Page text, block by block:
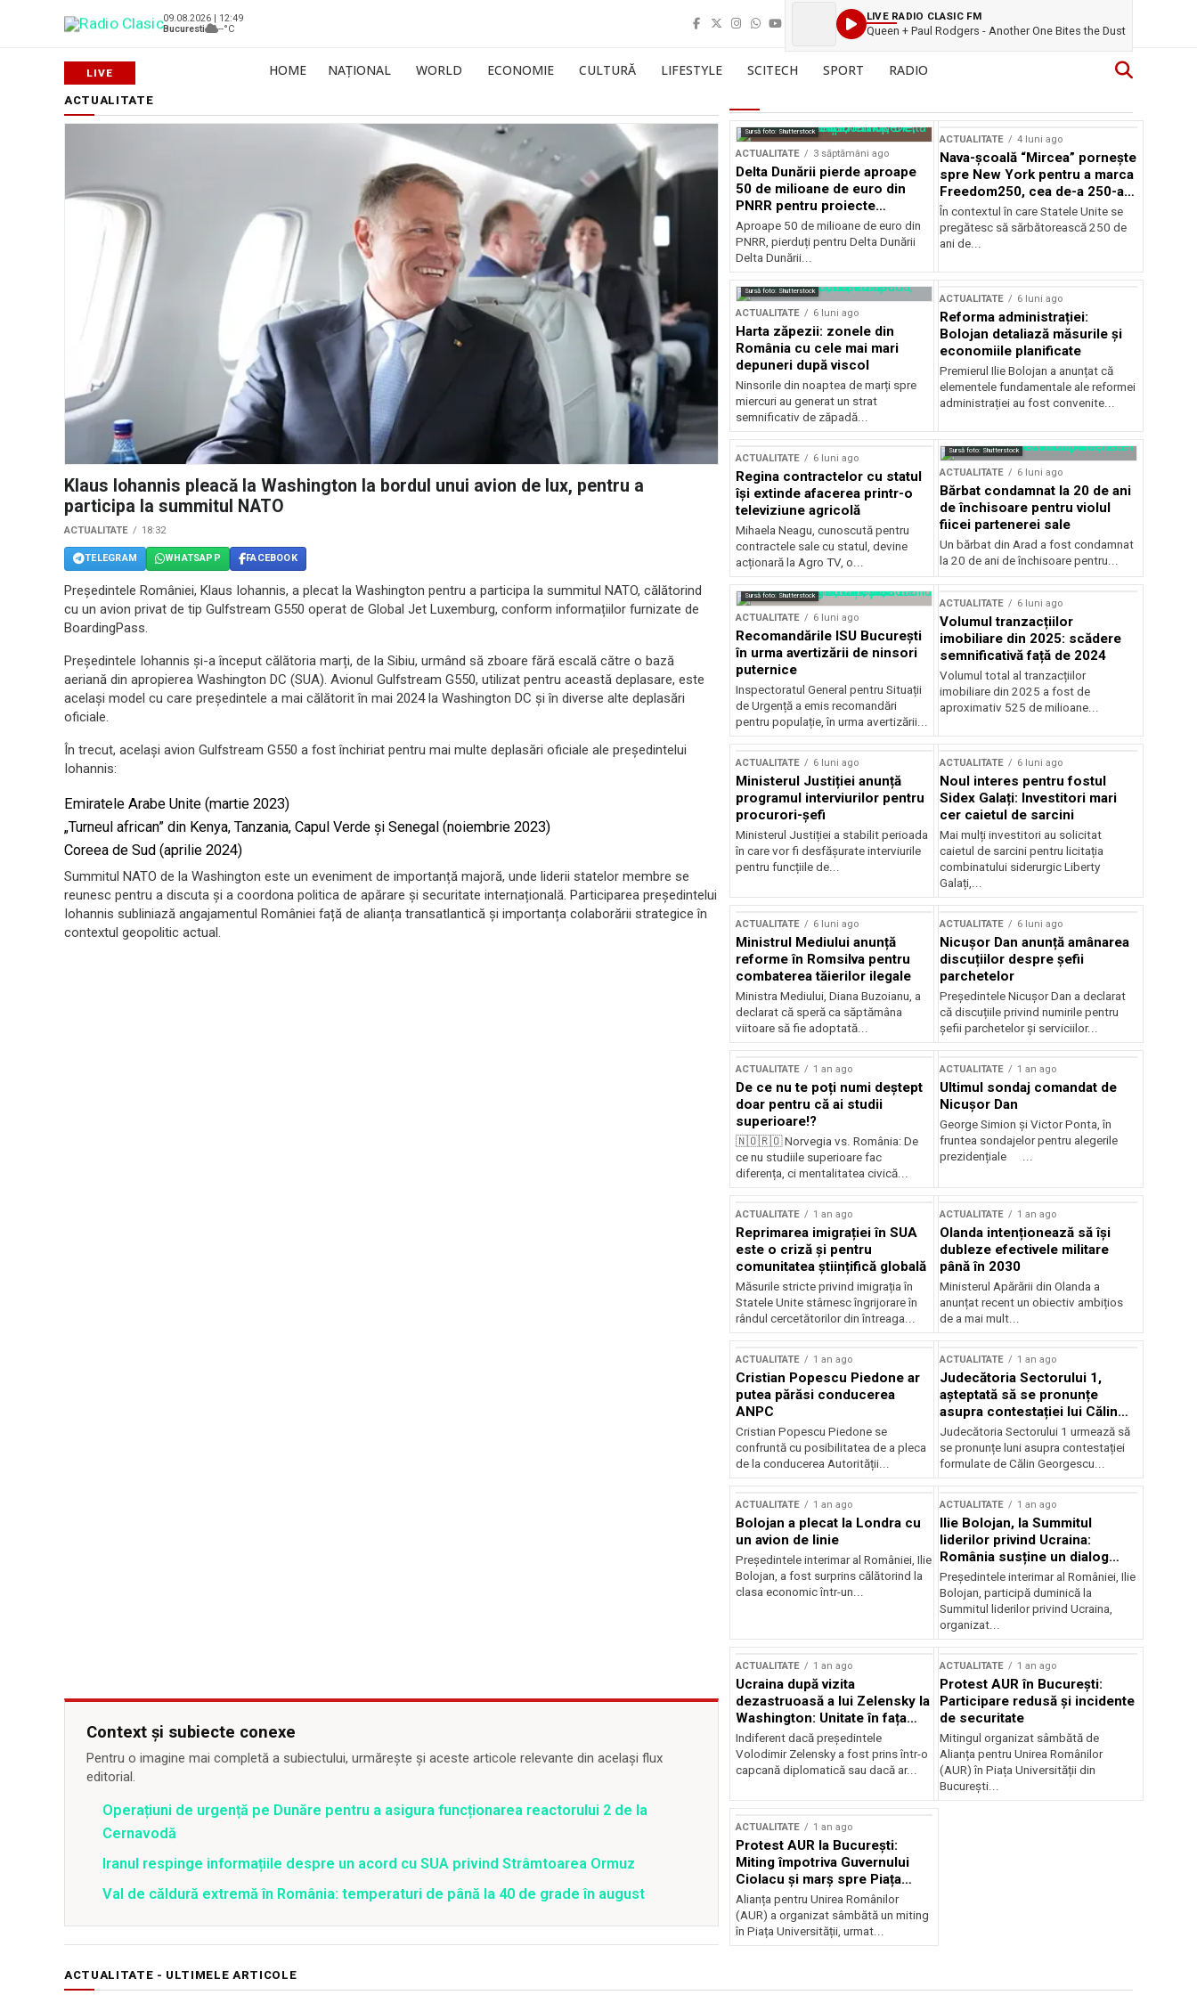
09.08.2026 | 12:49
Bucuresti
--°C
LIVE RADIO CLASIC FM
Queen + Paul Rodgers - Another One Bites the Dust
HOME NAȚIONAL WORLD ECONOMIE CULTURĂ LIFESTYLE SCITECH SPORT RADIO
ACTUALITATE
Klaus Iohannis pleacă la Washington la bordul unui avion de lux, pentru a
participa la summitul NATO
ACTUALITATE 18:32
TELEGRAM WHATSAPP FACEBOOK
Președintele României, Klaus Iohannis, a plecat la Washington pentru a participa la summitul NATO, călătorind
cu un avion privat de tip Gulfstream G550 operat de Global Jet Luxemburg, conform informațiilor furnizate de
BoardingPass.
Președintele Iohannis și-a început călătoria marți, de la Sibiu, urmând să zboare fără escală către o bază
aeriană din apropierea Washington DC (SUA). Avionul Gulfstream G550, utilizat pentru această deplasare, este
același model cu care președintele a mai călătorit în mai 2024 la Washington DC și în diverse alte deplasări
oficiale.
În trecut, același avion Gulfstream G550 a fost închiriat pentru mai multe deplasări oficiale ale președintelui
Iohannis:
Emiratele Arabe Unite (martie 2023)
„Turneul african” din Kenya, Tanzania, Capul Verde și Senegal (noiembrie 2023)
Coreea de Sud (aprilie 2024)
Summitul NATO de la Washington este un eveniment de importanță majoră, unde liderii statelor membre se
reunesc pentru a discuta și a coordona politica de apărare și securitate internațională. Participarea președintelui
Iohannis subliniază angajamentul României față de alianța transatlantică și importanța colaborării strategice în
contextul geopolitic actual.
Context și subiecte conexe
Pentru o imagine mai completă a subiectului, urmărește și aceste articole relevante din același flux
editorial.
Operațiuni de urgență pe Dunăre pentru a asigura funcționarea reactorului 2 de la
Cernavodă
Iranul respinge informațiile despre un acord cu SUA privind Strâmtoarea Ormuz
Val de căldură extremă în România: temperaturi de până la 40 de grade în august
Sursă foto: Shutterstock
ACTUALITATE 3 săptămâni ago
Delta Dunării pierde aproape
50 de milioane de euro din
PNRR pentru proiecte
esențiale
Aproape 50 de milioane de euro din
PNRR, pierduți pentru Delta Dunării
Delta Dunării...
ACTUALITATE 4 luni ago
Nava-școală “Mircea” pornește
spre New York pentru a marca
Freedom250, cea de-a 250-a
aniversare a Statelor Unite
În contextul în care Statele Unite se
pregătesc să sărbătorească 250 de
ani de...
Sursă foto: Shutterstock
ACTUALITATE 6 luni ago
Harta zăpezii: zonele din
România cu cele mai mari
depuneri după viscol
Ninsorile din noaptea de marți spre
miercuri au generat un strat
semnificativ de zăpadă...
ACTUALITATE 6 luni ago
Reforma administrației:
Bolojan detaliază măsurile și
economiile planificate
Premierul Ilie Bolojan a anunțat că
elementele fundamentale ale reformei
administrației au fost convenite...
ACTUALITATE 6 luni ago
Regina contractelor cu statul
își extinde afacerea printr-o
televiziune agricolă
Mihaela Neagu, cunoscută pentru
contractele sale cu statul, devine
acționară la Agro TV, o...
Sursă foto: Shutterstock
ACTUALITATE 6 luni ago
Bărbat condamnat la 20 de ani
de închisoare pentru violul
fiicei partenerei sale
Un bărbat din Arad a fost condamnat
la 20 de ani de închisoare pentru...
Sursă foto: Shutterstock
ACTUALITATE 6 luni ago
Recomandările ISU București
în urma avertizării de ninsori
puternice
Inspectoratul General pentru Situații
de Urgență a emis recomandări
pentru populație, în urma avertizării...
ACTUALITATE 6 luni ago
Volumul tranzacțiilor
imobiliare din 2025: scădere
semnificativă față de 2024
Volumul total al tranzacțiilor
imobiliare din 2025 a fost de
aproximativ 525 de milioane...
ACTUALITATE 6 luni ago
Ministerul Justiției anunță
programul interviurilor pentru
procurori-șefi
Ministerul Justiției a stabilit perioada
în care vor fi desfășurate interviurile
pentru funcțiile de...
ACTUALITATE 6 luni ago
Noul interes pentru fostul
Sidex Galați: Investitori mari
cer caietul de sarcini
Mai mulți investitori au solicitat
caietul de sarcini pentru licitația
combinatului siderurgic Liberty
Galați,...
ACTUALITATE 6 luni ago
Ministrul Mediului anunță
reforme în Romsilva pentru
combaterea tăierilor ilegale
Ministra Mediului, Diana Buzoianu, a
declarat că speră ca săptămâna
viitoare să fie adoptată...
ACTUALITATE 6 luni ago
Nicușor Dan anunță amânarea
discuțiilor despre șefii
parchetelor
Președintele Nicușor Dan a declarat
că discuțiile privind numirile pentru
șefii parchetelor și serviciilor...
ACTUALITATE 1 an ago
De ce nu te poți numi deștept
doar pentru că ai studii
superioare!?
🇳🇴🇷🇴 Norvegia vs. România: De
ce nu studiile superioare fac
diferența, ci mentalitatea civică...
ACTUALITATE 1 an ago
Ultimul sondaj comandat de
Nicușor Dan
George Simion și Victor Ponta, în
fruntea sondajelor pentru alegerile
prezidențiale ...
ACTUALITATE 1 an ago
Reprimarea imigrației în SUA
este o criză și pentru
comunitatea științifică globală
Măsurile stricte privind imigrația în
Statele Unite stârnesc îngrijorare în
rândul cercetătorilor din întreaga...
ACTUALITATE 1 an ago
Olanda intenționează să își
dubleze efectivele militare
până în 2030
Ministerul Apărării din Olanda a
anunțat recent un obiectiv ambițios
de a mai mult...
ACTUALITATE 1 an ago
Cristian Popescu Piedone ar
putea părăsi conducerea
ANPC
Cristian Popescu Piedone se
confruntă cu posibilitatea de a pleca
de la conducerea Autorității...
ACTUALITATE 1 an ago
Judecătoria Sectorului 1,
așteptată să se pronunțe
asupra contestației lui Călin
Georgescu privind controlul
judiciar
Judecătoria Sectorului 1 urmează să
se pronunțe luni asupra contestației
formulate de Călin Georgescu...
ACTUALITATE 1 an ago
Bolojan a plecat la Londra cu
un avion de linie
Președintele interimar al României, Ilie
Bolojan, a fost surprins călătorind la
clasa economic într-un...
ACTUALITATE 1 an ago
Ilie Bolojan, la Summitul
liderilor privind Ucraina:
România susține un dialog
transatlantic pentru securitate
și stabilitate
Președintele interimar al României, Ilie
Bolojan, participă duminică la
Summitul liderilor privind Ucraina,
organizat...
ACTUALITATE 1 an ago
Ucraina după vizita
dezastruoasă a lui Zelensky la
Washington: Unitate în fața
incertitudinii
Indiferent dacă președintele
Volodimir Zelensky a fost prins într-o
capcană diplomatică sau dacă ar...
ACTUALITATE 1 an ago
Protest AUR în București:
Participare redusă și incidente
de securitate
Mitingul organizat sâmbătă de
Alianța pentru Unirea Românilor
(AUR) în Piața Universității din
București...
ACTUALITATE 1 an ago
Protest AUR la București:
Miting împotriva Guvernului
Ciolacu și marș spre Piața
Victoriei
Alianța pentru Unirea Românilor
(AUR) a organizat sâmbătă un miting
în Piața Universității, urmat...
ACTUALITATE - ULTIMELE ARTICOLE